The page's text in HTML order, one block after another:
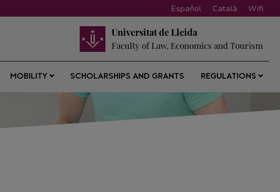
Español Català Wifi
Universitat de Lleida
Faculty of Law, Economics and Tourism
MOBILITY SCHOLARSHIPS AND GRANTS REGULATIONS